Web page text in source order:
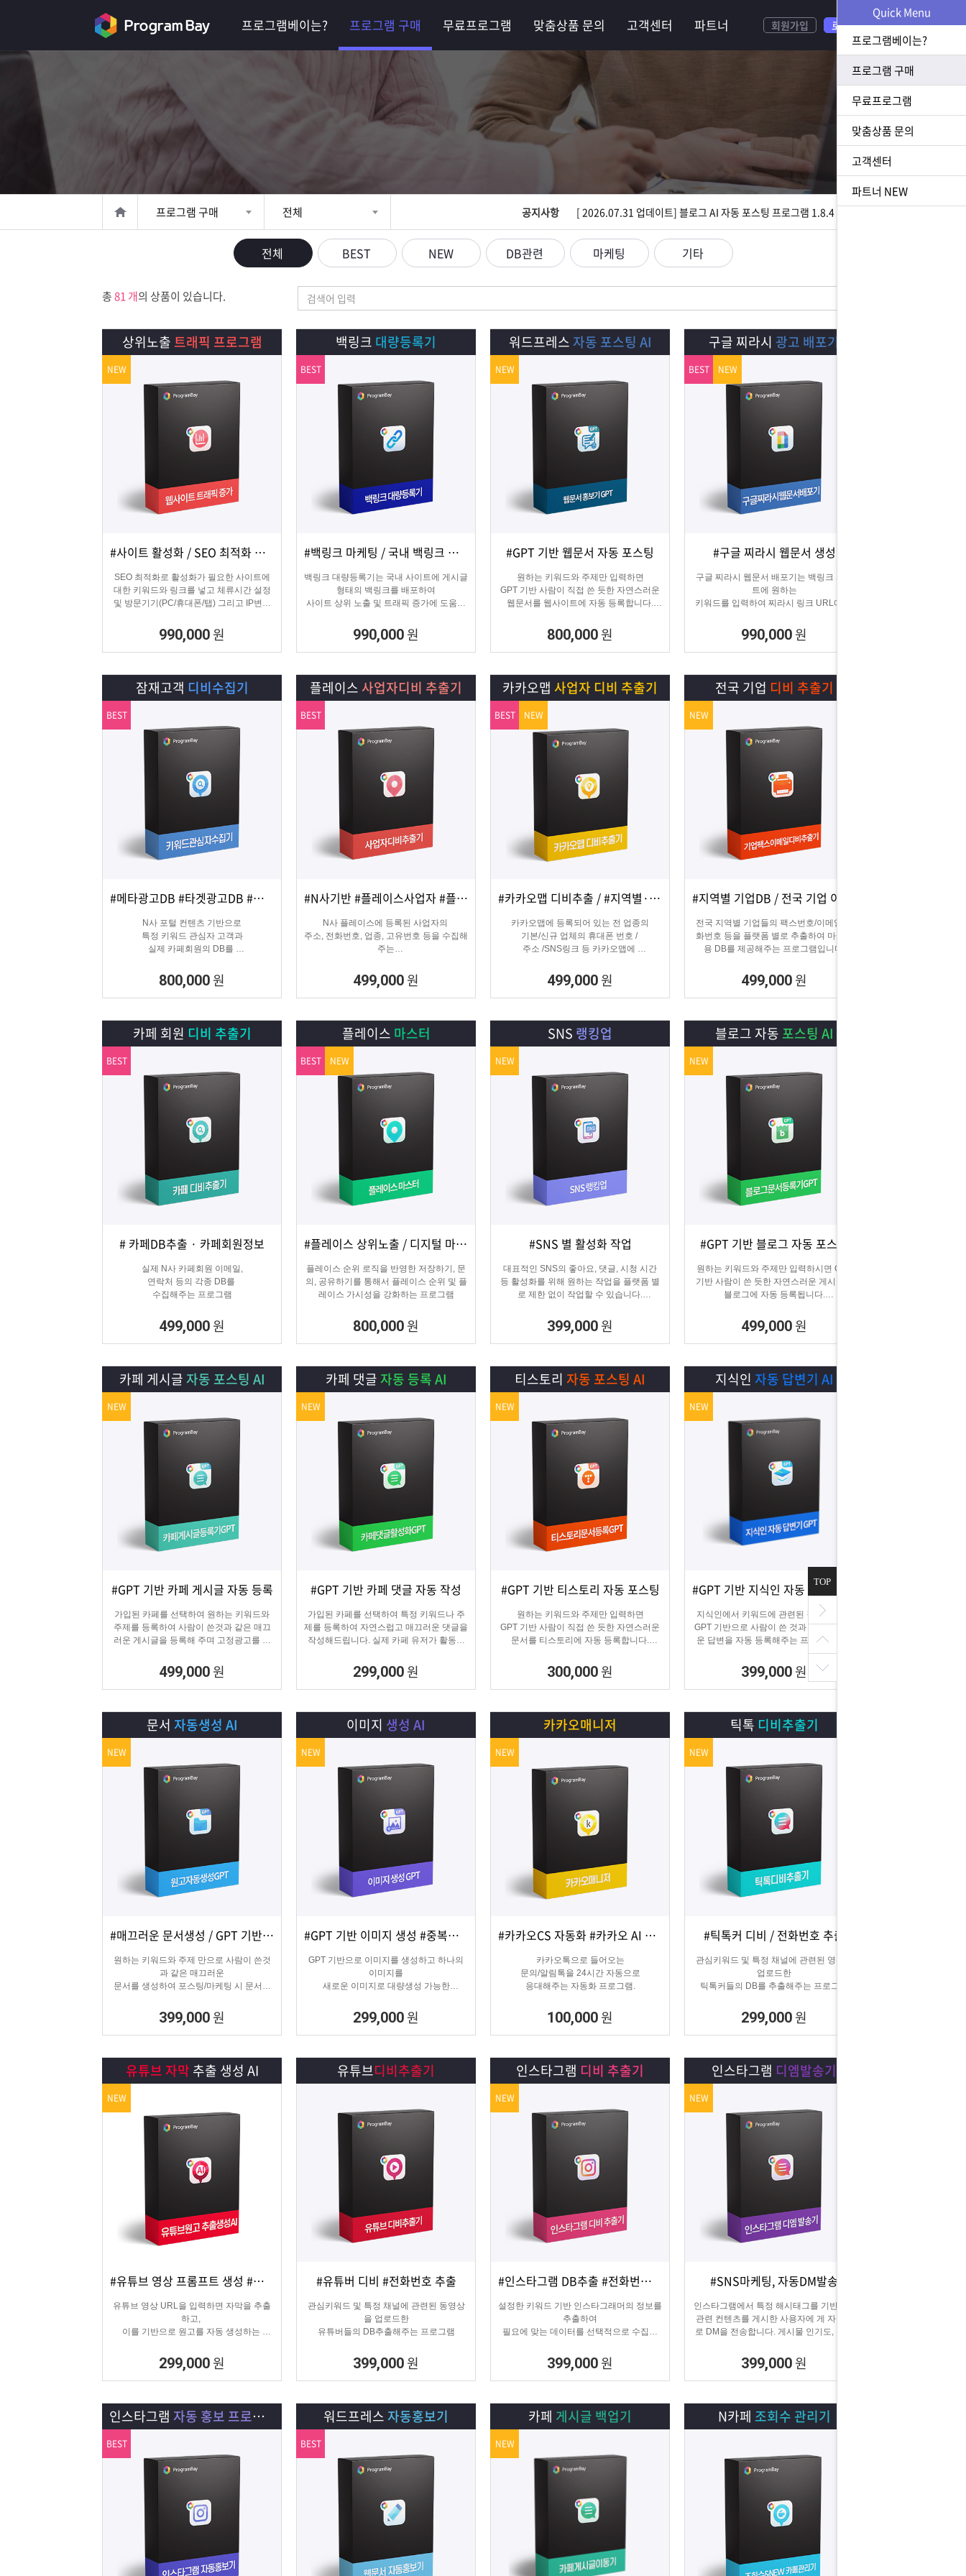
프로그램베이는? 프로그램 구매 무료프로그램 맞춤상품 문의 고객센터 파트너 회원가입 로그인
기획·제작·마케팅까지
최고의 비즈니스 파트너
그
합
프로그램 구매 전체 공지사항
[ 2026.07.23 업데이트] 황금 키워드 수집 추출 프로그램 1.1.8 업데이트
[ 2026.08.05 업데이트] 스토어 사업자 디비 추출 프로그램 1.5.9 업데이트
[ 2026.07.23 업데이트] N사 쪽지 자동 발송 프로그램 1.3.0 업데이트
전체 BEST NEW DB관련 마케팅 기타
총81 개의 상품이 있습니다.
상위노출 트래픽 프로그램
상세보기 담기 #사이트 활성화 / SEO 최적화 마케팅
SEO 최적화로 활성화가 필요한 사이트에
대한 키워드와 링크를 넣고 체류시간 설정
및 방문기기(PC/휴대폰/탭) 그리고 IP변경
방문 유입을 일으키는 효과로 사이트를 활
성화하는 프로그램
990,000 원
NEW
백링크 대량등록기
상세보기 담기 #백링크 마케팅 / 국내 백링크 사이트 생성
백링크 대량등록기는 국내 사이트에 게시글
형태의 백링크를 배포하여
사이트 상위 노출 및 트래픽 증가에 도움을
990,000 원
BEST
워드프레스 자동 포스팅 AI
상세보기 담기
#GPT 기반 웹문서 자동 포스팅
원하는 키워드와 주제만 입력하면
GPT 기반 사람이 직접 쓴 듯한 자연스러운
웹문서를 웹사이트에 자동 등록합니다.
적합한 마케팅 프로그램 입니다.
800,000 원
NEW
구글 찌라시 광고 배포기
상세보기 담기
#구글 찌라시 웹문서 생성
구글 찌라시 웹문서 배포기는 백링크 사이
트에 원하는
키워드를 입력하여 찌라시 링크 URL에 고
키워드를 등록해주는 프로그램입니다.
텔레그램 등 아이디 입력으로 문의건수를
늘릴 수 있습니다.
990,000 원
BEST NEW
잠재고객 디비수집기
상세보기 담기 #메타광고DB #타겟광고DB #맞춤DB
N사 포털 컨텐츠 기반으로
특정 키워드 관심자 고객과
실제 카페회원의 DB를
800,000 원
BEST
플레이스사업자디비 추출기
상세보기 담기 #N사기반 #플레이스사업자 #플레이스신규사업자
N사 플레이스에 등록된 사업자의
주소, 전화번호, 업종, 고유번호 등을 수집해
주는
집 프로그램
499,000 원
BEST
카카오맵 사업자 디비 추출기
상세보기 담기 #카카오맵 디비추출 / #지역별·키워드별 DB 추출
카카오맵에 등록되어 있는 전 업종의
기본/신규 업체의 휴대폰 번호 /
주소 /SNS링크 등 카카오맵에
수집하는 DB추출 프로그램
499,000 원
BEST NEW
전국 기업 디비 추출기
상세보기 담기
전국 지역별 기업들의 팩스번호/이메일/전
화번호 등을 플랫폼 별로 추출하여 마케팅
용 DB를 제공해주는 프로그램입니다.
499,000 원
NEW
카페 회원 디비 추출기
상세보기 담기
# 카페DB추출 · 카페회원정보
실제 N사 카페회원 이메일,
연락처 등의 각종 DB를
수집해주는 프로그램
499,000 원
BEST
플레이스 마스터
상세보기 담기 #플레이스 상위노출 / 디지털 마케팅
플레이스 순위 로직을 반영한 저장하기, 문
의, 공유하기를 통해서 플레이스 순위 및 플
레이스 가시성을 강화하는 프로그램
800,000 원
BEST NEW
SNS 랭킹업
상세보기 담기
#SNS 별 활성화 작업
대표적인 SNS의 좋아요, 댓글, 시청 시간
등 활성화를 위해 원하는 작업을 플랫폼 별
로 제한 없이 작업할 수 있습니다.
정 활성화하기에 적합한 프로그램입니다.
399,000 원
NEW
블로그 자동 포스팅 AI
상세보기 담기
#GPT 기반 블로그 자동 포스팅
원하는 키워드와 주제만 입력하시면 GPT
기반 사람이 쓴 듯한 자연스러운 게시글을
블로그에 자동 등록됩니다.
그에 홍보하기 적합한
마케팅 프로그램입니다.
499,000 원
NEW
카페 게시글 자동 포스팅 AI
상세보기 담기
#GPT 기반 카페 게시글 자동 등록
가입된 카페를 선택하여 원하는 키워드와
주제를 등록하여 사람이 쓴것과 같은 매끄
러운 게시글을 등록해 주며 고정광고를 통
업로드 할 수 있습니다.
499,000 원
NEW
카페 댓글 자동 등록 AI
상세보기 담기
#GPT 기반 카페 댓글 자동 작성
가입된 카페를 선택하여 특정 키워드나 주
제를 등록하여 자연스럽고 매끄러운 댓글을
작성해드립니다. 실제 카페 유저가 활동하
활성화 효과를 보실 수 있습니다.
299,000 원
NEW
티스토리 자동 포스팅 AI
상세보기 담기
#GPT 기반 티스토리 자동 포스팅
원하는 키워드와 주제만 입력하면
GPT 기반 사람이 직접 쓴 듯한 자연스러운
문서를 티스토리에 자동 등록합니다.
에 적합한 마케팅 프로그램 입니다.
300,000 원
NEW
지식인 자동 답변기 AI
상세보기 담기
지식인에서 키워드에 관련된 질문을 찾아
GPT 기반으로 사람이 쓴 것과 같은 매끄러
운 답변을 자동 등록해주는 프로그램입니
399,000 원
NEW
문서 자동생성 AI
상세보기 담기 #매끄러운 문서생성 / GPT 기반 문서
원하는 키워드와 주제 만으로 사람이 쓴것
과 같은 매끄러운
문서를 생성하여 포스팅/마케팅 시 문서생
소모되는 시간을 없애주는 고퀄리티 문서생
성 프로그램입니다.
399,000 원
NEW
이미지 생성 AI
상세보기 담기 #GPT 기반 이미지 생성 #중복이미지 #유사이미지
GPT 기반으로 이미지를 생성하고 하나의
이미지를
새로운 이미지로 대량생성 가능한
299,000 원
NEW
카카오매니저
상세보기 담기 #카카오CS 자동화 #카카오 AI 답변 #카카오자동발송
카카오톡으로 들어오는
문의/알림톡을 24시간 자동으로
응대해주는 자동화 프로그램.
100,000 원
NEW
틱톡 디비추출기
상세보기 담기
#틱톡커 디비 / 전화번호 추출
관심키워드 및 특정 채널에 관련된 영상을
업로드한
틱톡커들의 DB를 추출해주는 프로그램
299,000 원
NEW
유튜브 자막 추출 생성 AI
상세보기 담기 #유튜브 영상 프롬프트 생성 #유튜브 영상제작
유튜브 영상 URL을 입력하면 자막을 추출
하고,
이를 기반으로 원고를 자동 생성하는
램입니다.
299,000 원
NEW
유튜브디비추출기
상세보기 담기
#유튜버 디비 #전화번호 추출
관심키워드 및 특정 채널에 관련된 동영상
을 업로드한
유튜버들의 DB추출해주는 프로그램
399,000 원
인스타그램 디비 추출기
상세보기 담기#인스타그램 DB추출 #전화번호, 이메일 추출
설정한 키워드 기반 인스타그래머의 정보를
추출하여
필요에 맞는 데이터를 선택적으로 수집할
399,000 원
NEW
인스타그램 디엠발송기
상세보기 담기
#SNS마케팅, 자동DM발송
인스타그램에서 특정 해시태그를 기반으로
관련 컨텐츠를 게시한 사용자에 게 자동으
로 DM을 전송합니다. 게시물 인기도, 최신
래머에게 DM을 발송하여 관심을 끌 수 있
습니다.
399,000 원
NEW
인스타그램 자동 홍보 프로그램
BEST
워드프레스 자동홍보기
BEST
카페 게시글 백업기
NEW
N카페 조회수 관리기
Quick Menu
프로그램베이는?
프로그램 구매
무료프로그램
맞춤상품 문의
고객센터
파트너 NEW
TOP